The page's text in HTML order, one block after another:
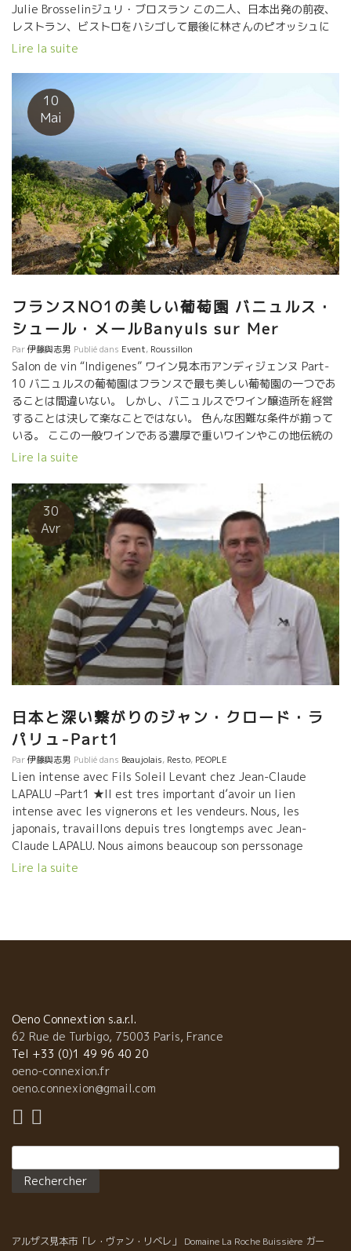
Julie Brosselinジュリ・ブロスラン この二人、日本出発の前夜、
レストラン、ビストロをハシゴして最後に林さんのピオッシュに
行った。 それだけは避けなければならないことをやってしまった
目が覚めたのが、飛行出発時間のほぼ一時間チョット前、即飛行
場に駆けつけて何とかギリギリで飛び乗った。 イアー、危なかっ
た！と目を大きくして話していた。 二人ともまだ日本から昨日着
いたばかりで流石にチョットお疲れの顔。 （特にジュリーは睡眠
時間を最低8時間が必要なタイプ） 今日は別々にスタンドを
設けてやっていた。でもIvoのスタンドにはジュリのワインも置い
てあった。 ★La Petite Pépée ラ・プティトゥ・ペペ
（Escarpoletteエスカルポレット醸造） イヴォのワインで面白い
は、グルナッシュ・ノワール品種を直プレスで絞って発酵させた
Blanc de Noirが面白い。 ほのかに色がでていてややオレンジっぽ
い。８月に収穫して酸を残している。 どことなくタンニンらしい
ものを感じる。ユニークな白 ★Mata Hariマタ ハリ
意味は聞いたけど忘れました。誰かが答えてくれるでしょう。 グ
ルナッシュ・ブランのマセラッション。美しいオレンジ系黄金
色。 タンニンもあり、スパイシーな料理、カレー風味、サフラン
風味、パエリャにもいいでしょう。 この二人、常に何か新しいワ
インへの挑戦・試作をやっている。 Montpeyrouxモンペイル村に
は、ラングドックワインを大変革させた偉大なるレグリエール醸
造のコメイラスさんが居た村。 その変革精神は、今もなお次世代
のIvoイヴォ達に引き継がれて、次々と新しいイノベーションが行
われている。
Lire la suite
10
Mai
フランスNO1の美しい葡萄園 バニュルス・
シュール・メールBanyuls sur Mer
Par伊藤與志男 Publié dans Event, Roussillon
Salon de vin “Indigenes” ワイン見本市アンディジェンヌ Part-
10 バニュルスの葡萄園はフランスで最も美しい葡萄園の一つであ
ることは間違いない。 しかし、バニュルスでワイン醸造所を経営
することは決して楽なことではない。 色んな困難な条件が揃って
いる。 ここの一般ワインである濃厚で重いワインやこの地伝統の
VIN DOUX NATUREL酒精強化ワイン“Banyuls”が売れない。 今ま
造所、農協までもが倒産している。 バニュルスの山の斜面の葡萄
園が引き抜かれたりして景観が変わりつつある。 そんな中でも、
勇敢にも参入してくる人達もいる。 すべて自然派ワインの造り手
だ。 数年前にローヌの有名ネゴシアンが参入したけど、数年で諦
めて撤退している。 理由は簡単だ。 １－急斜面のシスト土壌では
畑仕事が機械化できない。 ２－よって人的労力によるしかない。
人件費がかかる。 ３－その労力に比較して生産量が極端に少な
い。 ４－だから他の地域と比較して価格は当然高くなる。高いと
更に売れない。 この４つをクリアできた醸造家のみが生き残れる
産地である。 将来的に、小規模で特徴あるトビッキリ美味しい自
然派ワインの造り手しか生き残れないだろう。 Bruno DUCHENE
ブルノ・デュシェンヌの発案で始まった醸造CAVEの9 CAVESに
る。 フランスNO1に美しい葡萄園のバニュルスを守るためにも是
非頑張ってもらいたい。 独自でこの地に根を張ろうとして参入し
てきた人達も応援したい。 昨年はピオシュの林さん達が訪問して
くれたバニュルス、これからの季節は最高ですよ！ 写真の海岸の
裏にあるシスト岩盤の山の斜面に葡萄園は広がっている。 葡萄園
からの景色は絶景です！ 海水浴もできますよ！ 遊びに来てくださ
い！
Lire la suite
30
Avr
日本と深い繋がりのジャン・クロード・ラ
パリュ-Part1
Par伊藤與志男 Publié dans Beaujolais, Resto, PEOPLE
Lien intense avec Fils Soleil Levant chez Jean-Claude
LAPALU –Part1 ★Il est tres important d’avoir un lien
intense avec les vignerons et les vendeurs. Nous, les
japonais, travaillons depuis tres longtemps avec Jean-
Claude LAPALU. Nous aimons beaucoup son perssonage
discret et passionne du vin . Il y a beaucoup de japonais qui
Lire la suite
Oeno Connextion s.a.r.l.
62 Rue de Turbigo, 75003 Paris, France
Tel +33 (0)1 49 96 40 20
oeno-connexion.fr
oeno.connexion@gmail.com
アルザス見本市「レ・ヴァン・リベレ」 Domaine La Roche Buissière ガー